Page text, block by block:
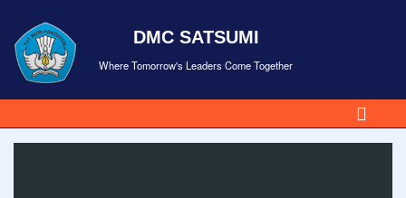
DMC SATSUMI
Where Tomorrow's Leaders Come Together